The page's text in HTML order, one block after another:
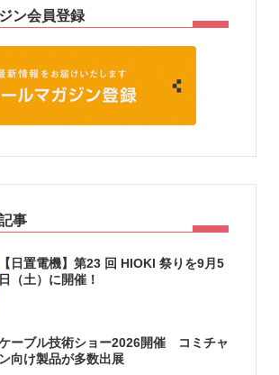
ン会員登録
事
【日置電機】第23 回 HIOKI 祭りを9月5
日（土）に開催！
ーブル技術ショー2026開催 コミチャ
ン向け製品が多数出展